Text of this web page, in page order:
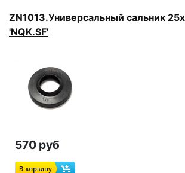
ZN1013.Универсальный сальник
'NQK.SF'
570 руб